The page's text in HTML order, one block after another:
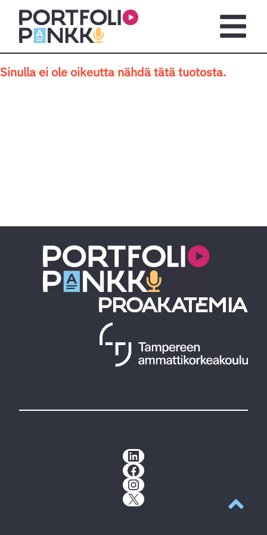
Siirry sisältöön
Sinulla ei ole oikeutta nähdä tätä tuotosta.
LinkedIn
Facebook
Instagram
X
Takaisin